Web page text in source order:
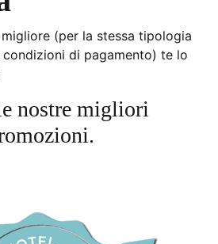
(per la stessa tipologia
di pagamento) te lo
nostre migliori